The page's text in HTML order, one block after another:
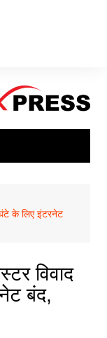
के लिए इंटरनेट
विवाद
बंद,